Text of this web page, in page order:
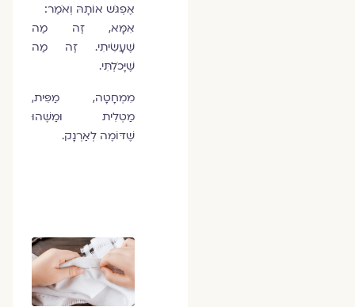
אֶפְגֹּש אוֹתָהּ וְאֹמַר:
אִמָּא, זֶה מַה
שֶּׁעָשִׂיתִי. זֶה מַה
שֶּׁיָּכֹלְתִּי.
מִמְחָטָה, מַפִּית,
מַטְלִית וּמַשֶּׁהוּ
שֶׁדּוֹמֶה לְאַרְנָק.